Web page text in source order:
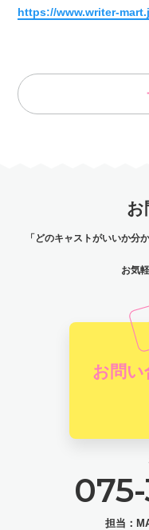
https://www.writer-
お
「どのキャストがいいか分
お気
お問い
担当：